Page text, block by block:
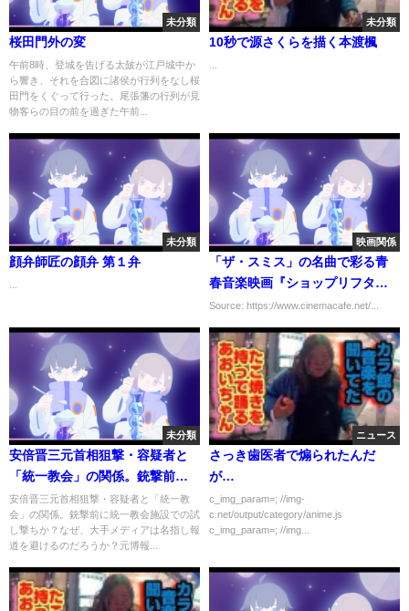
未分類
桜田門外の変
午前8時、登城を告げる太皷が江戸城中か
ら響き、それを合図に諸侯が行列をなし桜
田門をくぐって行った。尾張藩の行列が見
物客らの目の前を過ぎた午前...
未分類
10秒で源さくらを描く本渡楓
...
未分類
顔弁師匠の顔弁 第１弁
映画関係
「ザ・スミス」の名曲で彩る青
春音楽映画『ショップリフター
ズ・オブ・ザ・ワールド』公開
Source: https://www.cinemacafe.net/...
未分類
安倍晋三元首相狙撃・容疑者と
「統一教会」の関係。銃撃前に
統一教会施設で試し撃ちか？な
ぜ、大手メディアは名指し報道
を避けるのだろうか？元博報堂
安倍晋三元首相狙撃・容疑者と「統一教
会」の関係。銃撃前に統一教会施設での試
し撃ちか？なぜ、大手メディアは名指し報
道を避けるのだろうか？元博報...
ニュース
さっき歯医者で煽られたんだ
が…
c_img_param=; //img-
c.net/output/category/anime.js
c_img_param=; //img...